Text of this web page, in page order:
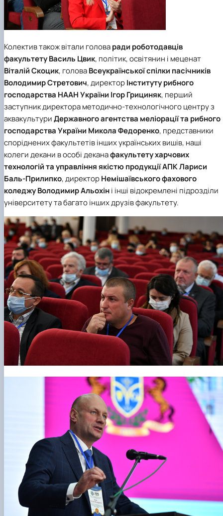
Колектив також вітали головаради роботодавців
факультетуВасиль Цвик, політик, освітянин і меценат
Віталій Скоцик, головаВсеукраїнської спілки пасічників
Володимир Стретович, директорІнституту рибного
господарства НААН України Ігор Грициняк, перший
заступник директора методично-технологічного центру з
аквакультуриДержавного агентства меліорації та рибного
господарства України Микола Федоренко, представники
споріднених факультетів інших українських вишів, наші
колеги декани в особі деканафакультету харчових
технологій та управління якістю продукції АПКЛариси
Баль-Прилипко, директорНемішаївського фахового
коледжуВолодимир Альохіні інші відокремлені підрозділи
університету та багато інших друзів факультету.